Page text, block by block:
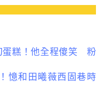
蛋糕！他全程傻笑 粉
憶和田曦薇西固巷時